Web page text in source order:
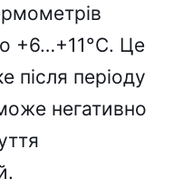
+6…+11°C. Це
після періоду
негативно